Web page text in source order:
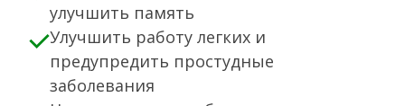
улучшить память
Улучшить работу легких и
предупредить простудные
заболевания